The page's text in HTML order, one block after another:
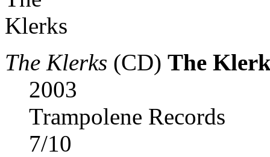
The Klerks (CD) The
2003
Trampolene Records
7/10